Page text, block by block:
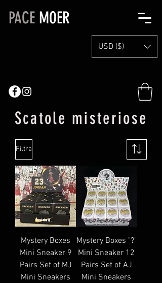
PACE MOER
USD ($)
Scatole misteriose
Filtra
Mystery Boxes
Mini Sneaker 9
Pairs Set of MJ
Mini Sneakers
Mystery Boxes "?"
Mini Sneaker 12
Pairs Set of AJ
Mini Sneakers